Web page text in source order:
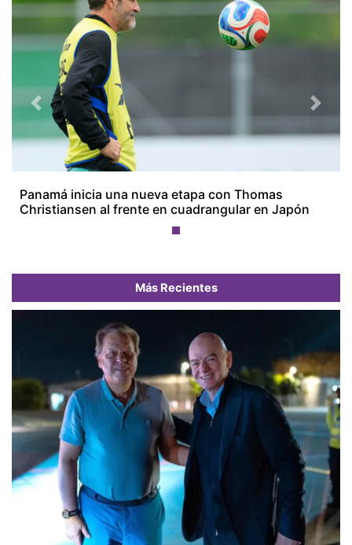
Panamá inicia una nueva etapa con Thomas
Christiansen al frente en cuadrangular en Japón
Previous Next
Más Recientes